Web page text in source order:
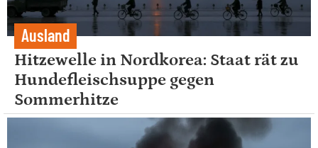
Ausland
Hitzewelle in Nordkorea: Staat rät zu
Hundefleischsuppe gegen
Sommerhitze